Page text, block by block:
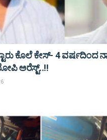
ಕೊಲೆ ಕೇಸ್‌- 4 ವರ್ಷದಿಂದ
ಅರೆಸ್ಟ್‌..!!